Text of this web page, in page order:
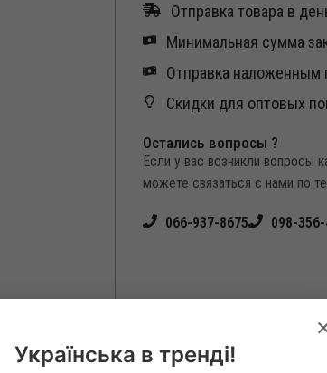
Отправка товара в
Минимальная сумма
Отправка наложенным
Скидки для оптовых
Остались вопросы ?
Если у вас возникли вопросы
можете связаться с нами по
066-937-8675 098-
Українська в тренді!